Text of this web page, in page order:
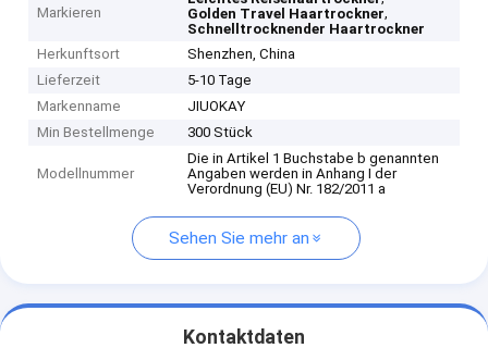
Markieren
Golden Travel Haartrockner,
Schnelltrocknender Haartrockner
Herkunftsort
Shenzhen, China
Lieferzeit
5-10 Tage
Markenname
JIUOKAY
Min Bestellmenge
300 Stück
Modellnummer
Die in Artikel 1 Buchstabe b genannten
Angaben werden in Anhang I der
Verordnung (EU) Nr. 182/2011 a
Sehen Sie mehr an
Kontaktdaten